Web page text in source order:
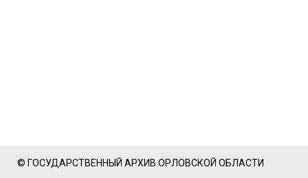
© ГОСУДАРСТВЕННЫЙ АРХИВ ОРЛОВСКОЙ ОБЛАСТИ